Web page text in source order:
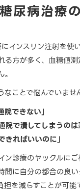
尿病治療
インスリン注射を使
る方が多く、血糖値
なことで悩んでいませ
院できない」
院で潰してしまうのは
きればいいのに」
ン診療のヤックルに
間に自分の都合の良
担を減らすことが可能